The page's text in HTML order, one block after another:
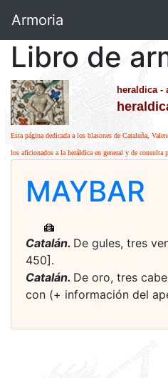
Armoria
Libro de
heraldica -
Esta página dedicada a los blasones de Cataluña,
los aficionados a la heráldica en general y de consulta
MAYBAR
Catalán. De gules, tres
450].
Catalán. De oro, tres
con (+ información del